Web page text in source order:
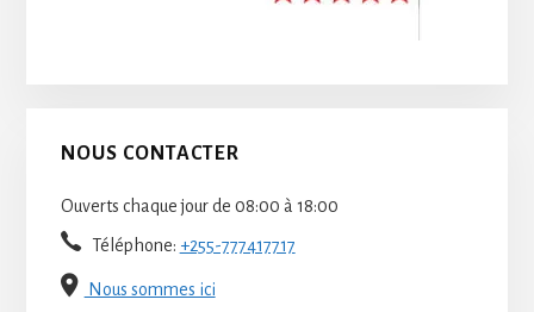
NOUS CONTACTER
Ouverts chaque jour de 08:00 à 18:00
Téléphone: +255-777417717
Nous sommes ici